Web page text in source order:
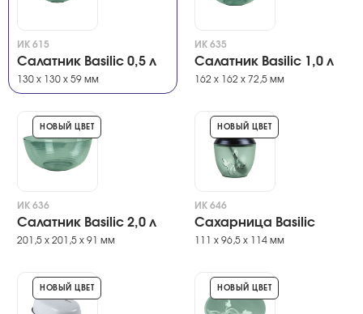
ИК 615
Салатник Basilic 0,5 л
130 х 130 х 59 мм
ИК 635
Салатник Basilic 1,0 л
162 х 162 х 72,5 мм
НОВЫЙ ЦВЕТ
ИК 636
Салатник Basilic 2,0 л
201,5 х 201,5 х 91 мм
НОВЫЙ ЦВЕТ
ИК 646
Сахарница Basilic
111 х 96,5 х 114 мм
НОВЫЙ ЦВЕТ НОВЫЙ ЦВЕТ